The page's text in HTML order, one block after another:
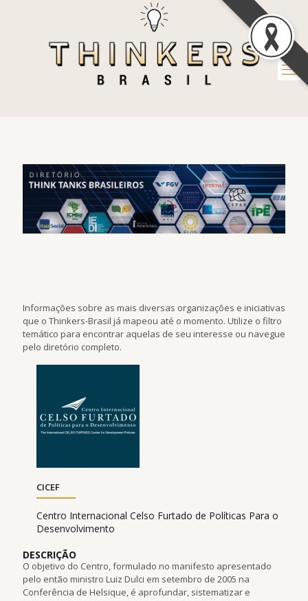
Informações sobre as mais diversas organizações e iniciativas
que o Thinkers-Brasil já mapeou até o momento. Utilize o filtro
temático para encontrar aquelas de seu interesse ou navegue
pelo diretório completo.
CICEF
Centro Internacional Celso Furtado de Políticas Para o
Desenvolvimento
DESCRIÇÃO
O objetivo do Centro, formulado no manifesto apresentado
pelo então ministro Luiz Dulci em setembro de 2005 na
Conferência de Helsique, é aprofundar, sistematizar e